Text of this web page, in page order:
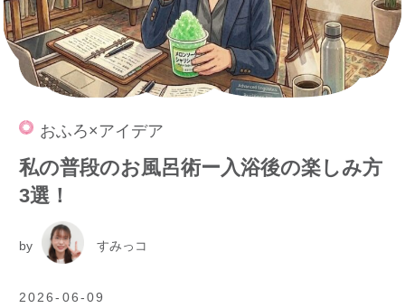
おふろ×アイデア
私の普段のお風呂術ー入浴後の楽しみ方
3選！
by すみっコ
2026-06-09